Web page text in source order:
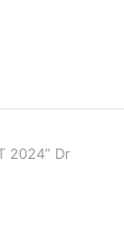
2024” Dr